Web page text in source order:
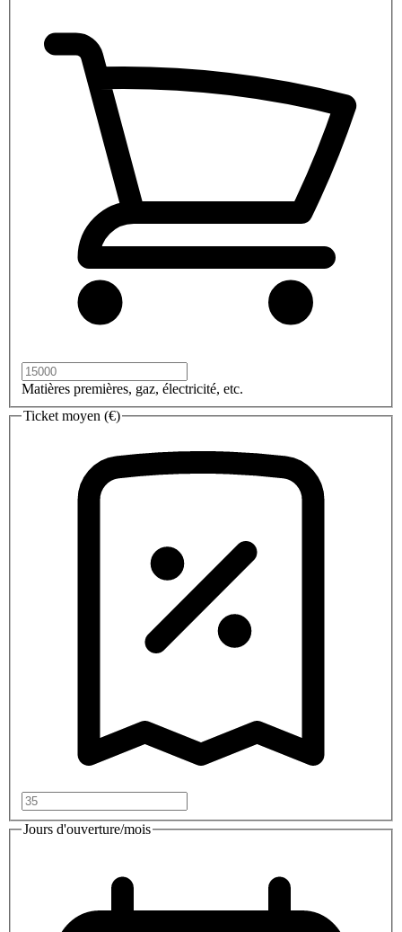
Matières premières, gaz, électricité, etc.
Ticket moyen (€)
Jours d'ouverture/mois